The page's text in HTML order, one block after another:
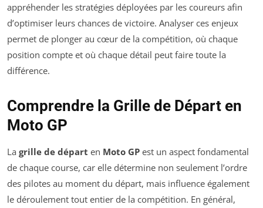
appréhender les stratégies déployées par les coureurs afin
d’optimiser leurs chances de victoire. Analyser ces enjeux
permet de plonger au cœur de la compétition, où chaque
position compte et où chaque détail peut faire toute la
différence.
Comprendre la Grille de Départ en
Moto GP
La grille de départ en Moto GP est un aspect fondamental
de chaque course, car elle détermine non seulement l’ordre
des pilotes au moment du départ, mais influence également
le déroulement tout entier de la compétition. En général,